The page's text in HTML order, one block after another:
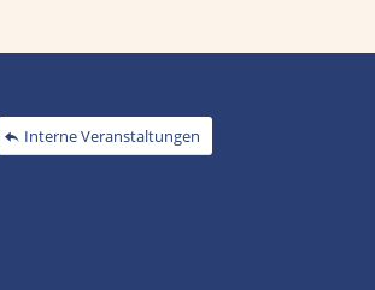
Interne Veranstaltungen